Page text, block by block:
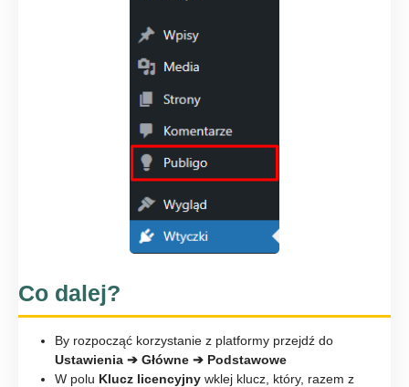
Co dalej?
By rozpocząć korzystanie z platformy przejdź do
Ustawienia ➔ Główne ➔ Podstawowe
W polu Klucz licencyjny wklej klucz, który, razem z